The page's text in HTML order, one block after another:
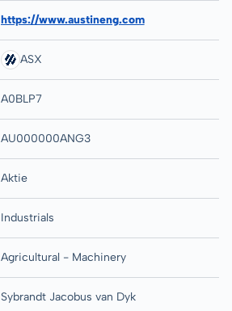
https://www.austineng.com
ASX
A0BLP7
AU000000ANG3
Aktie
Industrials
Agricultural - Machinery
Sybrandt Jacobus van Dyk